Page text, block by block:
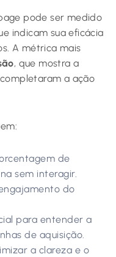
pode ser medido
indicam sua eficácia
A métrica mais
, que mostra a
a ação
de
sem interagir.
do
para entender a
de aquisição.
a clareza e o